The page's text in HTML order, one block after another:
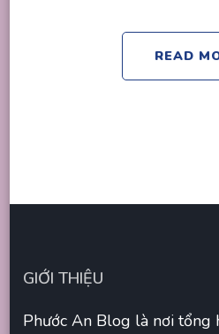
READ
GIỚI THIỆU
Phước An Blog là nơi tổng